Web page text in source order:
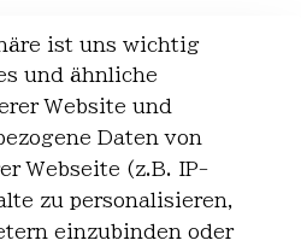
Person - klicken Sie
ist uns wichtig
und ähnliche
Website und
Daten von
Webseite (z.B. IP-
zu personalisieren,
einzubinden oder